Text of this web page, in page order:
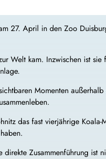
27. April in den Zoo
Welt kam. Inzwischen ist
Momenten
das fast vierjährige Koala-
Zusammenführung ist